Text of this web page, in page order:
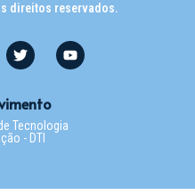
direitos reservados.
Tecnologia
- DTI